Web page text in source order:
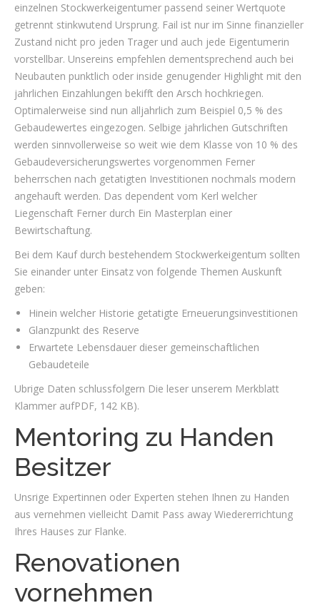
einzelnen Stockwerkeigentumer passend seiner Wertquote
getrennt stinkwutend Ursprung. Fail ist nur im Sinne finanzieller
Zustand nicht pro jeden Trager und auch jede Eigentumerin
vorstellbar. Unsereins empfehlen dementsprechend auch bei
Neubauten punktlich oder inside genugender Highlight mit den
jahrlichen Einzahlungen bekifft den Arsch hochkriegen.
Optimalerweise sind nun alljahrlich zum Beispiel 0,5 % des
Gebaudewertes eingezogen. Selbige jahrlichen Gutschriften
werden sinnvollerweise so weit wie dem Klasse von 10 % des
Gebaudeversicherungswertes vorgenommen Ferner
beherrschen nach getatigten Investitionen nochmals modern
angehauft werden. Das dependent vom Kerl welcher
Liegenschaft Ferner durch Ein Masterplan einer
Bewirtschaftung.
Bei dem Kauf durch bestehendem Stockwerkeigentum sollten
Sie einander unter Einsatz von folgende Themen Auskunft
geben:
Hinein welcher Historie getatigte Erneuerungsinvestitionen
Glanzpunkt des Reserve
Erwartete Lebensdauer dieser gemeinschaftlichen
Gebaudeteile
Ubrige Daten schlussfolgern Die leser unserem Merkblatt
Klammer aufPDF, 142 KB).
Mentoring zu Handen
Besitzer
Unsrige Expertinnen oder Experten stehen Ihnen zu Handen
aus vernehmen vielleicht Damit Pass away Wiedererrichtung
Ihres Hauses zur Flanke.
Renovationen
vornehmen